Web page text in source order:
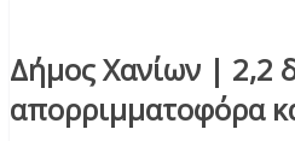
Δήμος Χανίων | 2,2
απορριμματοφόρα